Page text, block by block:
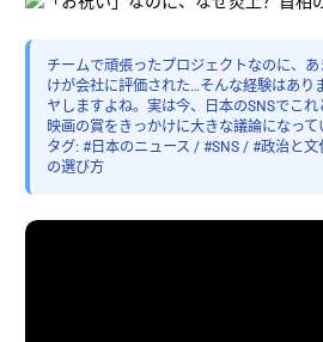
チームで頑張ったプロジェクトなのに、
けが会社に評価された…そんな経験はあり
ヤしますよね。実は今、日本のSNSでこれ
映画の賞をきっかけに大きな議論になって
タグ: #日本のニュース / #SNS / #政治と
の選び方